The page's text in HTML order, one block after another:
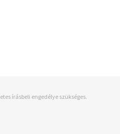
írásbeli engedélye szükséges.